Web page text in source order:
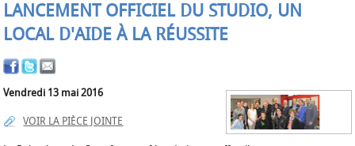
LANCEMENT OFFICIEL DU STUDIO, UN
LOCAL D'AIDE À LA RÉUSSITE
Vendredi 13 mai 2016
VOIR LA PIÈCE JOINTE